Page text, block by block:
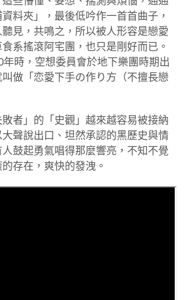
料夾」，最後低吟作一首首曲子，
見，共鳴之，所以被人形容是戀愛
系搖滾阿宅團，也只是剛好而已。
年時，空想委員會於地下樂團時期出
做「恋愛下手の作り方（不擅長戀
者」的「史觀」越來越容易被接納
聲說出口、坦然承認的黑歷史與情
鼓起勇氣唱得那麼響亮，不知不覺
存在，爽快的發洩。